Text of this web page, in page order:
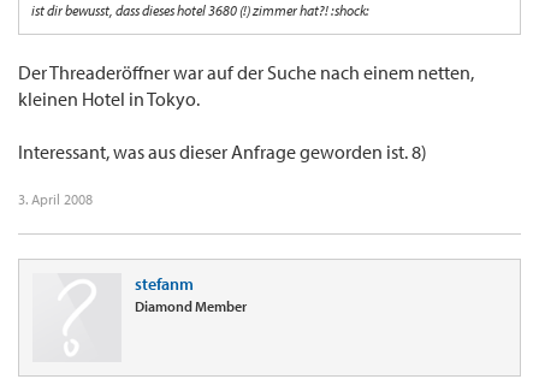
ist dir bewusst, dass dieses hotel 3680 (!) zimmer hat?! :shock:
Der Threaderöffner war auf der Suche nach einem netten,
kleinen Hotel in Tokyo.
Interessant, was aus dieser Anfrage geworden ist. 8)
3. April 2008
stefanm
Diamond Member